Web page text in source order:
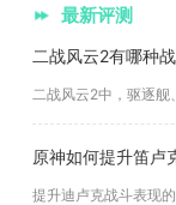
最新评测
二战风云2有哪种
原神如何提升笛卢